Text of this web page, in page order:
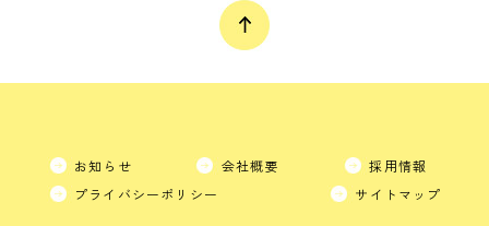
お知らせ 会社概要
採用情報
プライバシーポリシー
サイトマップ